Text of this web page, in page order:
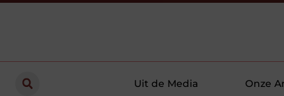
Uit de Media Onze